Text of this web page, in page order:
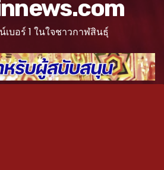
บอร์ 1 ในใจชาวกาฬสินธุ์